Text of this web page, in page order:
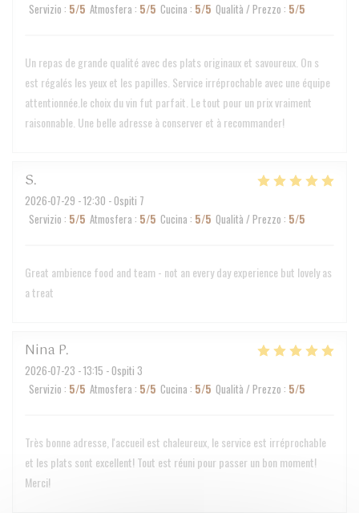
Servizio : 5/5 Atmosfera : 5/5 Cucina : 5/5 Qualità / Prezzo : 5/5
Un repas de grande qualité avec des plats originaux et savoureux. On s
est régalés les yeux et les papilles. Service irréprochable avec une équipe
attentionnée.le choix du vin fut parfait. Le tout pour un prix vraiment
raisonnable. Une belle adresse à conserver et à recommander!
S
2026-07-29 - 12:30 - Ospiti 7
Servizio : 5/5 Atmosfera : 5/5 Cucina : 5/5 Qualità / Prezzo : 5/5
Great ambience food and team - not an every day experience but lovely as
a treat
Nina P
2026-07-23 - 13:15 - Ospiti 3
Servizio : 5/5 Atmosfera : 5/5 Cucina : 5/5 Qualità / Prezzo : 5/5
Très bonne adresse, l'accueil est chaleureux, le service est irréprochable
et les plats sont excellent! Tout est réuni pour passer un bon moment!
Merci!